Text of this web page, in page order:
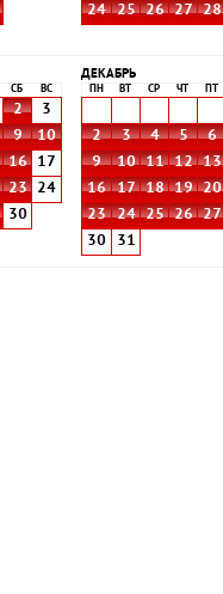
24
25 26 27 28
СБ ВС
2
3
9
10
16
17
23
24
30
ДЕКАБРЬ
ПН ВТ СР ЧТ
2
3 4 5 6
9
10 11 12 13
16
17 18 19 20
23
24 25 26 27
30
31